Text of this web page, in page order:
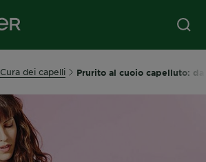
Cura dei capelli Prurito al cuoio capelluto: